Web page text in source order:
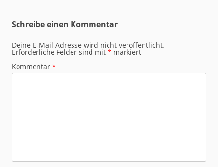
Schreibe einen Kommentar
Deine E-Mail-Adresse wird nicht veröffentlicht.
Erforderliche Felder sind mit * markiert
Kommentar *